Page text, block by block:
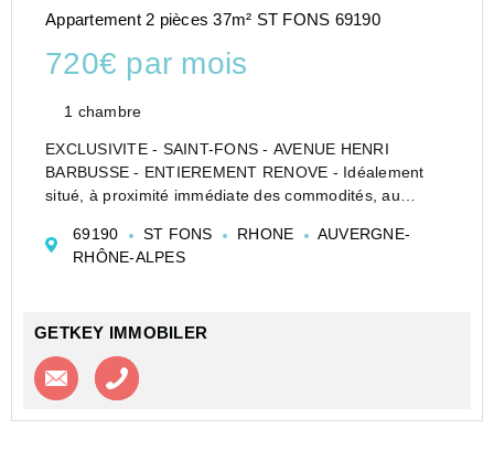
Appartement 2 pièces 37m² ST FONS 69190
720€ par mois
1 chambre
EXCLUSIVITE - SAINT-FONS - AVENUE HENRI
BARBUSSE - ENTIEREMENT RENOVE - Idéalement
situé, à proximité immédiate des commodités, au
étage sans ascenseur, venez découvrir cet
appartement T2 très lumineux d&#...
69190 ST FONS RHONE
AUVERGNE-
RHÔNE-ALPES
GETKEY IMMOBILER
Contacter l'agence